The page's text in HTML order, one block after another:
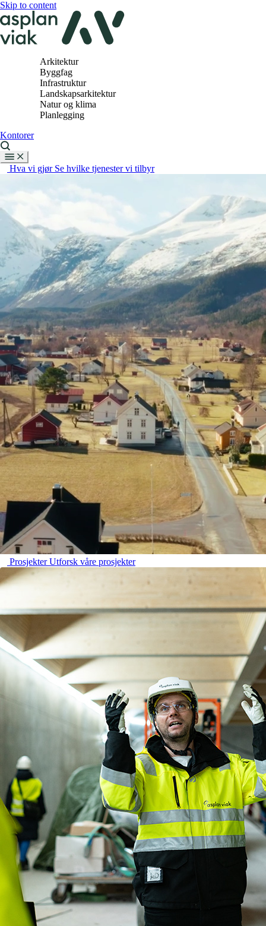
Skip to content
Arkitektur
Byggfag
Infrastruktur
Landskapsarkitektur
Natur og klima
Planlegging
Kontorer
Hva vi gjør Se hvilke tjenester vi tilbyr
ProsjekterUtforsk våre prosjekter